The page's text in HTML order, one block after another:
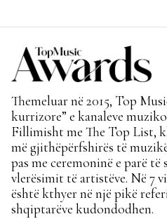
Themeluar në 2015, Top
kurrizore” e kanaleve
Fillimisht me The Top List,
më gjithëpërfshirës të
pas me ceremoninë e parë
vlerësimit të artistëve. Në 7
është kthyer në një pikë
shqiptarëve kudondodhen.